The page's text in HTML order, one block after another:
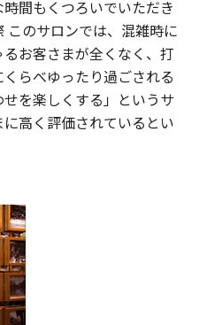
間もくつろいでいただき
このサロンでは、混雑時に
るお客さまが全くなく、打
らべゆったり過ごされる
を楽しくする」というサ
高く評価されているとい